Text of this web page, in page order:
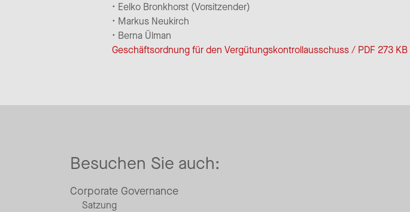
• Eelko Bronkhorst (Vorsitzender)
• Markus Neukirch
• Berna Ülman
Geschäftsordnung für den Vergütungskontrollausschuss / PDF 273 KB
Besuchen Sie auch:
Corporate Governance
Satzung